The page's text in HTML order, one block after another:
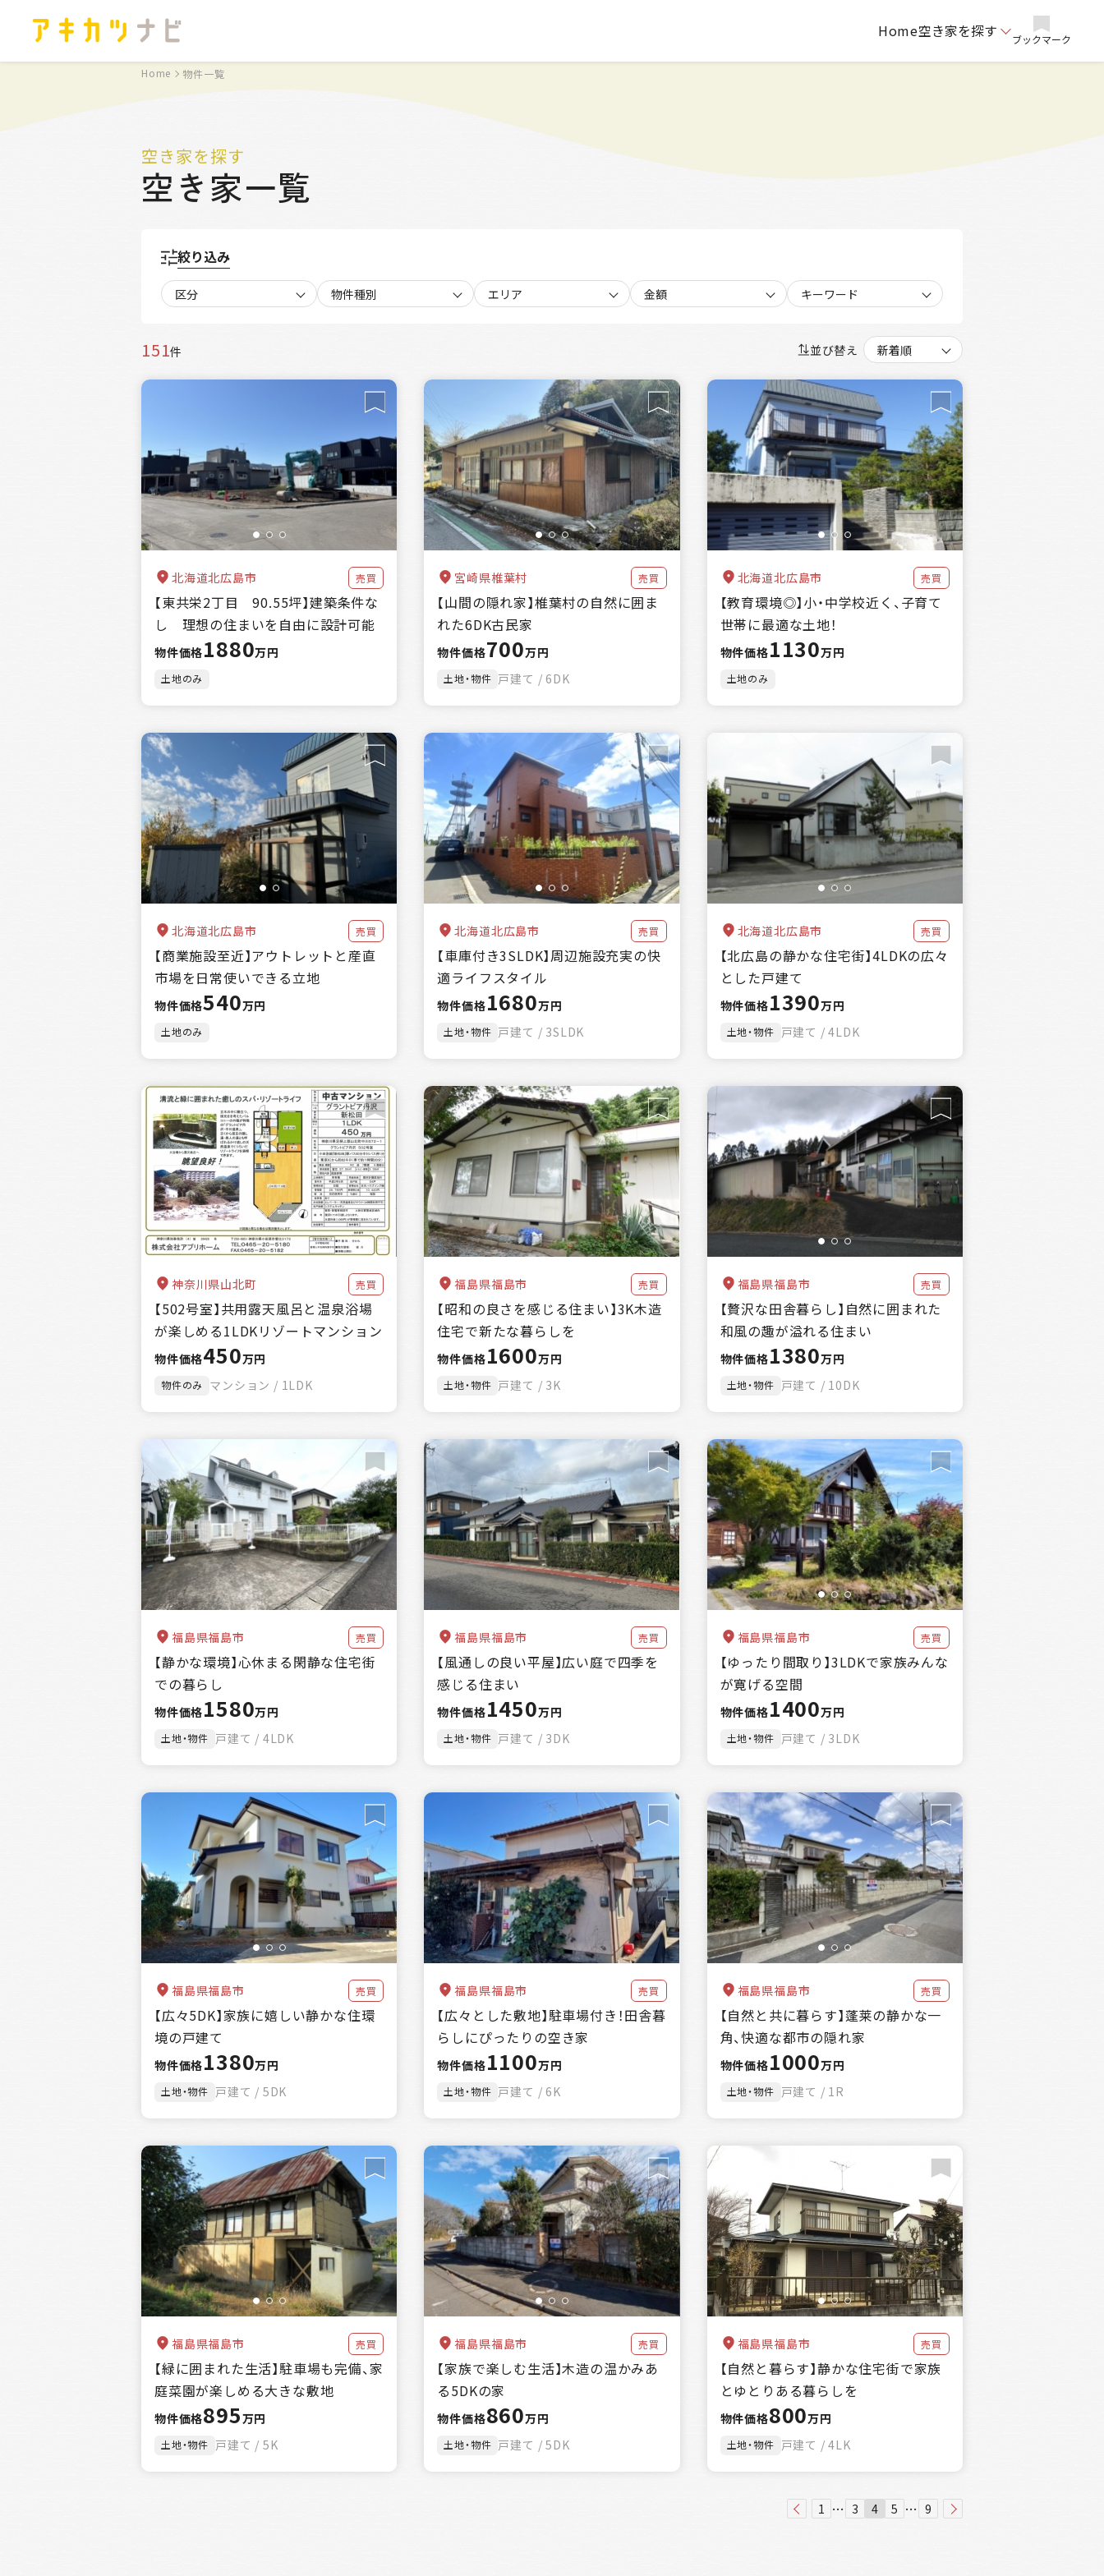
Home空き家を探す ブックマーク
Home 物件一覧
空き家を探す
空き家一覧
絞り込み
区分 物件種別 エリア 金額 キーワード
絞り込み
区分
賃貸or売買
自治体を選択する
金額
万円～
万円
キーワード
該当 151件 クリア 絞込み検索
151件 並び替え
北海道北広島市 売買
【東共栄2丁目 90.55坪】建築条件な
し 理想の住まいを自由に設計可能
物件価格1880万円
土地のみ
宮崎県椎葉村 売買
【山間の隠れ家】椎葉村の自然に囲ま
れた6DK古民家
物件価格700万円
土地・物件 戸建て / 6DK
北海道北広島市 売買
【教育環境◎】小・中学校近く、子育て
世帯に最適な土地！
物件価格1130万円
土地のみ
北海道北広島市 売買
【商業施設至近】アウトレットと産直
市場を日常使いできる立地
物件価格540万円
土地のみ
北海道北広島市 売買
【車庫付き3SLDK】周辺施設充実の快
適ライフスタイル
物件価格1680万円
土地・物件 戸建て / 3SLDK
北海道北広島市 売買
【北広島の静かな住宅街】4LDKの広々
とした戸建て
物件価格1390万円
土地・物件 戸建て / 4LDK
神奈川県山北町 売買
【502号室】共用露天風呂と温泉浴場
が楽しめる1LDKリゾートマンション
物件価格450万円
物件のみ マンション / 1LDK
福島県福島市 売買
【昭和の良さを感じる住まい】3K木造
住宅で新たな暮らしを
物件価格1600万円
土地・物件 戸建て / 3K
福島県福島市 売買
【贅沢な田舎暮らし】自然に囲まれた
和風の趣が溢れる住まい
物件価格1380万円
土地・物件 戸建て / 10DK
福島県福島市 売買
【静かな環境】心休まる閑静な住宅街
での暮らし
物件価格1580万円
土地・物件 戸建て / 4LDK
福島県福島市 売買
【風通しの良い平屋】広い庭で四季を
感じる住まい
物件価格1450万円
土地・物件 戸建て / 3DK
福島県福島市 売買
【ゆったり間取り】3LDKで家族みんな
が寛げる空間
物件価格1400万円
土地・物件 戸建て / 3LDK
福島県福島市 売買
【広々5DK】家族に嬉しい静かな住環
境の戸建て
物件価格1380万円
土地・物件 戸建て / 5DK
福島県福島市 売買
【広々とした敷地】駐車場付き！田舎暮
らしにぴったりの空き家
物件価格1100万円
土地・物件 戸建て / 6K
福島県福島市 売買
【自然と共に暮らす】蓬莱の静かな一
角、快適な都市の隠れ家
物件価格1000万円
土地・物件 戸建て / 1R
福島県福島市 売買
【緑に囲まれた生活】駐車場も完備、家
庭菜園が楽しめる大きな敷地
物件価格895万円
土地・物件 戸建て / 5K
福島県福島市 売買
【家族で楽しむ生活】木造の温かみあ
る5DKの家
物件価格860万円
土地・物件 戸建て / 5DK
福島県福島市 売買
【自然と暮らす】静かな住宅街で家族
とゆとりある暮らしを
物件価格800万円
土地・物件 戸建て / 4LK
1 … 3 4 5 … 9